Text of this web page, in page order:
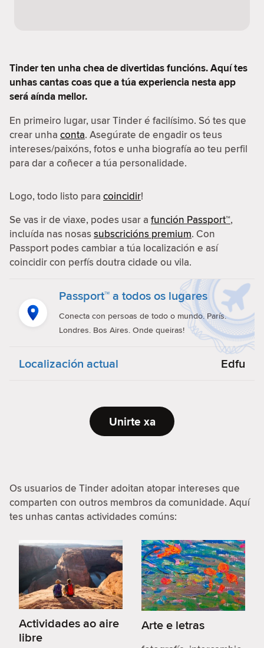
Tinder ten unha chea de divertidas funcións. Aquí tes
unhas cantas coas que a túa experiencia nesta app
será aínda mellor.
En primeiro lugar, usar Tinder é facilísimo. Só tes que
crear unha conta. Asegúrate de engadir os teus
intereses/paixóns, fotos e unha biografía ao teu perfil
para dar a coñecer a túa personalidade.
Logo, todo listo para coincidir!
Se vas ir de viaxe, podes usar a función Passport™,
incluída nas nosassubscricións premium. Con
Passport podes cambiar a túa localización e así
coincidir con perfís doutra cidade ou vila.
Passport™ a todos os lugares
Conecta con persoas de todo o mundo. París.
Londres. Bos Aires. Onde queiras!
Localización actual Edfu
Unirte xa
Os usuarios de Tinder adoitan atopar intereses que
comparten con outros membros da comunidade. Aquí
tes unhas cantas actividades comúns:
Actividades ao aire
libre
Arte e letras